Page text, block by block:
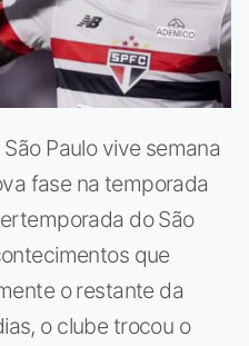
Paulo vive semana
fase na temporada
do São
que
o restante da
o clube trocou o